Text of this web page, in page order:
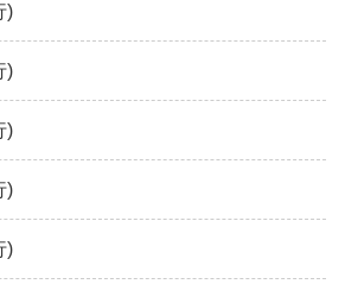
)
)
)
)
)